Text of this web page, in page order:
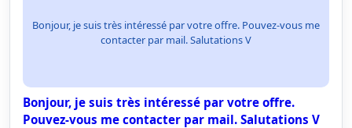
Bonjour, je suis très intéressé par votre offre. Pouvez-vous me
contacter par mail. Salutations V
Bonjour, je suis très intéressé par votre offre.
Pouvez-vous me contacter par mail. Salutations V